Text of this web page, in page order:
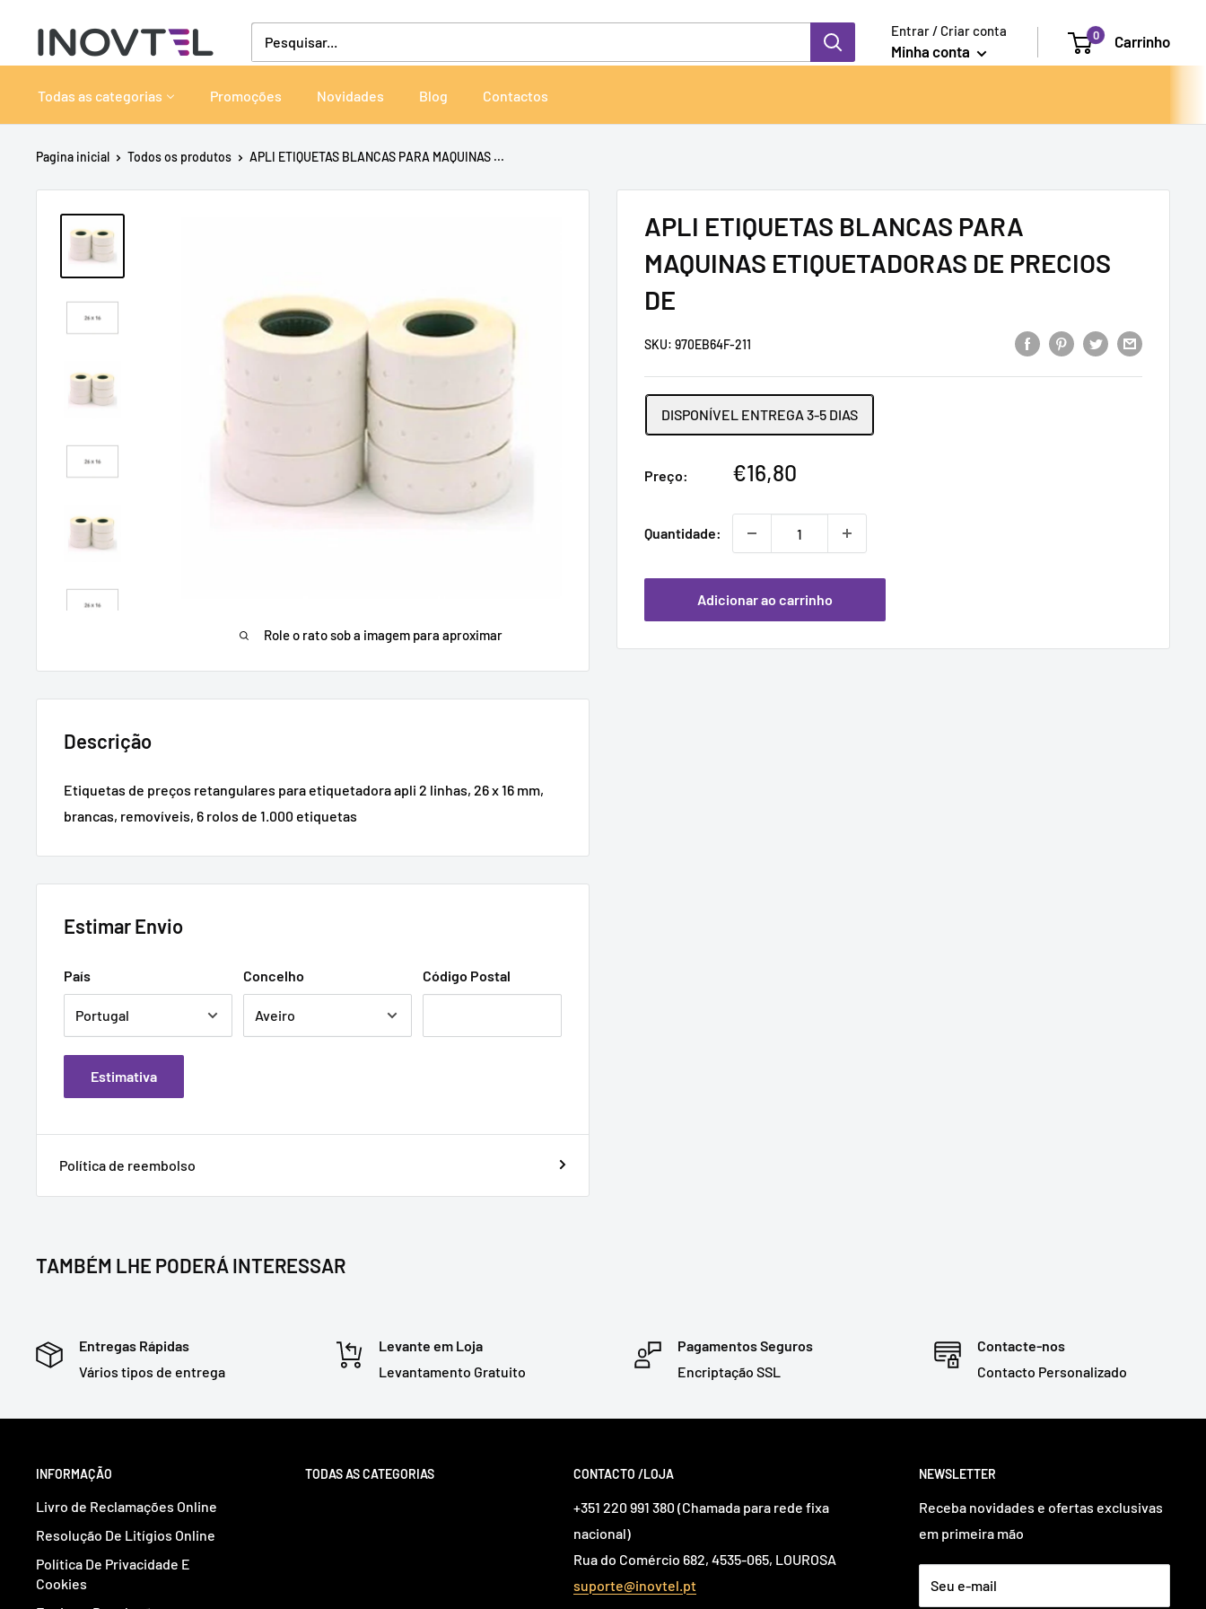
o
conteúdo
Inovtel Entrar / Criar conta
Minha conta
0 Carrinho
Todas as categorias Promoções Novidades Blog Contactos
Pagina inicial Todos os produtos APLI ETIQUETAS BLANCAS PARA MAQUINAS ...
Role o rato sob a imagem para aproximar
APLI ETIQUETAS BLANCAS PARA
MAQUINAS ETIQUETADORAS DE PRECIOS
DE
SKU: 970EB64F-211
DISPONÍVEL ENTREGA 3-5 DIAS
Preço:
Preço
€16,80
Quantidade:
Adicionar ao carrinho
Descrição
Etiquetas de preços retangulares para etiquetadora apli 2 linhas, 26 x 16 mm,
brancas, removíveis, 6 rolos de 1.000 etiquetas
Estimar Envio
País Concelho Código Postal
Estimativa
Política de reembolso
TAMBÉM LHE PODERÁ INTERESSAR
Entregas Rápidas
Vários tipos de entrega
Levante em Loja
Levantamento Gratuito
Pagamentos Seguros
Encriptação SSL
Contacte-nos
Contacto Personalizado
INFORMAÇÃO
Livro de Reclamações Online
Resolução De Litígios Online
Política De Privacidade E
Cookies
TODAS AS CATEGORIAS CONTACTO /LOJA
+351 220 991 380 (Chamada para rede fixa
nacional)
Rua do Comércio 682, 4535-065, LOUROSA
suporte@inovtel.pt
NEWSLETTER
Receba novidades e ofertas exclusivas
em primeira mão
Seu e-mail